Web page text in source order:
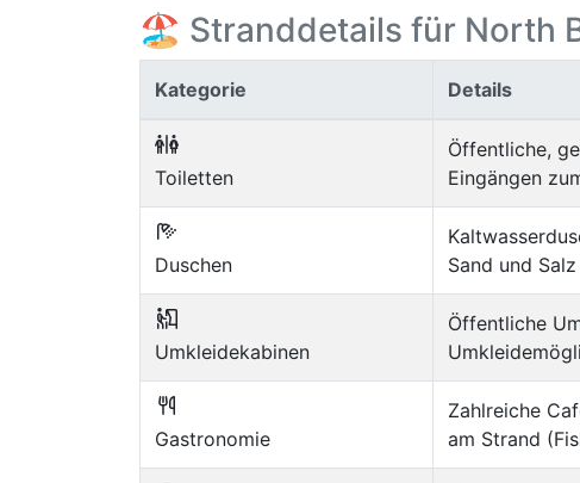
🏖️ Stranddetails für North
Kategorie Details
Toiletten
Öffentliche,
Eingängen
Duschen
Sand und Salz
Umkleidekabinen
Öffentliche
Gastronomie
Zahlreiche
am Strand